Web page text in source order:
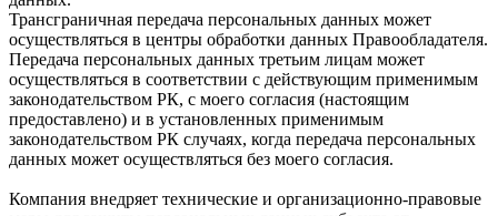
Трансграничная передача персональных данных может
осуществляться в центры обработки данных Правообладателя.
Передача персональных данных третьим лицам может
осуществляться в соответствии с действующим применимым
законодательством РК, с моего согласия (настоящим
предоставлено) и в установленных применимым
законодательством РК случаях, когда передача персональных
данных может осуществляться без моего согласия.
Компания внедряет технические и организационно-правовые